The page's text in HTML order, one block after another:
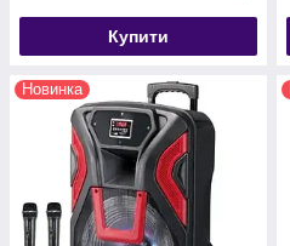
Купити
Новинка